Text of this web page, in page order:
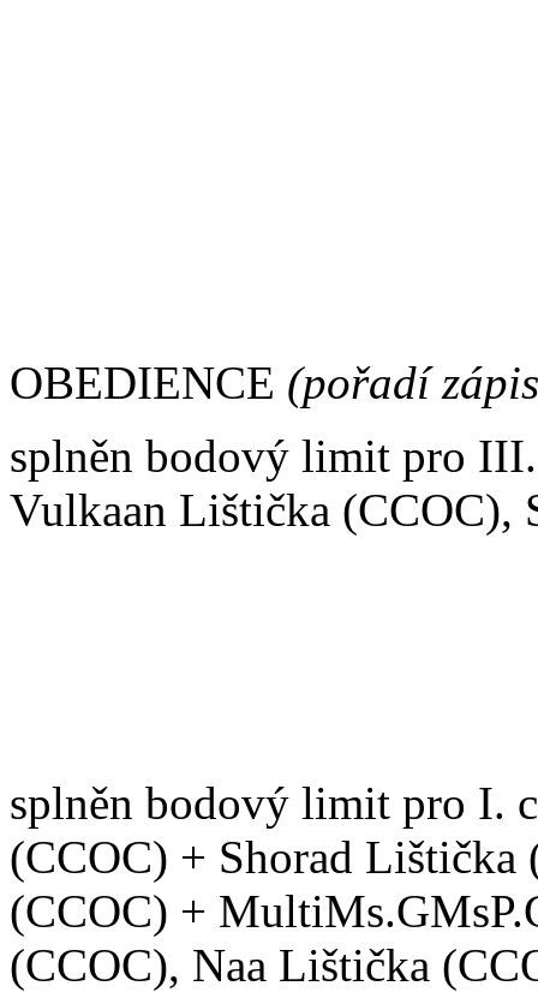
OBEDIENCE (pořadí
splněn bodový limit pro
Vulkaan Lištička (CCOC),
splněn bodový limit pro I.
(CCOC) + Shorad
(CCOC) +
(CCOC), Naa Lištička